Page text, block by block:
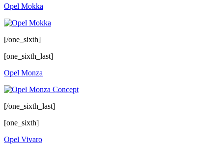
Opel Mokka
[/one_sixth]
[one_sixth_last]
Opel Monza
[/one_sixth_last]
[one_sixth]
Opel Vivaro